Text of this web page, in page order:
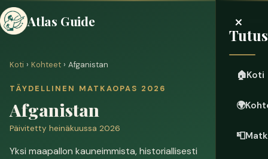
Atlas Guide ×
🏠Koti
🌍
📮
Koti › Kohteet › Afganistan
TÄYDELLINEN MATKAOPAS 2026
Afganistan
Päivitetty heinäkuussa 2026
Yksi maapallon kauneimmista, historiallisesti